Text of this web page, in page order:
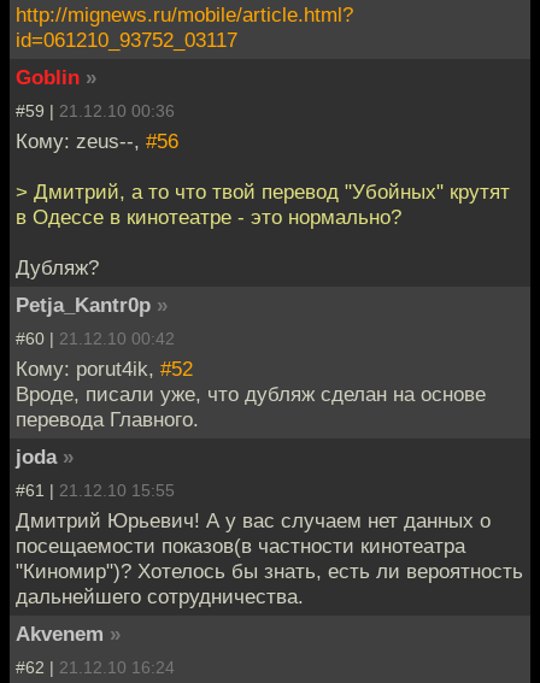
http://mignews.ru/mobile/article.html?
id=061210_93752_03117
Goblin »
#59 | 21.12.10 00:36
Кому: zeus--, #56
> Дмитрий, а то что твой перевод "Убойных" крутят
в Одессе в кинотеатре - это нормально?
Дубляж?
Petja_Kantr0p »
#60 | 21.12.10 00:42
Кому: porut4ik, #52
Вроде, писали уже, что дубляж сделан на основе
перевода Главного.
joda »
#61 | 21.12.10 15:55
Дмитрий Юрьевич! А у вас случаем нет данных о
посещаемости показов(в частности кинотеатра
"Киномир")? Хотелось бы знать, есть ли вероятность
дальнейшего сотрудничества.
Akvenem »
#62 | 21.12.10 16:24